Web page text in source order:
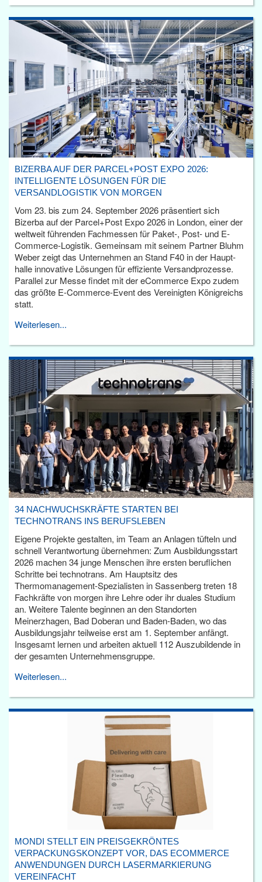
BIZERBA AUF DER PARCEL+POST EXPO 2026:
INTELLIGENTE LÖSUNGEN FÜR DIE
VERSANDLOGISTIK VON MORGEN
Vom 23. bis zum 24. September 2026 präsentiert sich
Bizerba auf der Parcel+Post Expo 2026 in London, einer der
weltweit führenden Fachmessen für Paket-, Post- und E-
Commerce-Logistik. Gemeinsam mit seinem Partner Bluhm
Weber zeigt das Unternehmen an Stand F40 in der Haupt­
halle innovative Lösungen für effiziente Versandprozesse.
Parallel zur Messe findet mit der eCommerce Expo zudem
das größte E-Commerce-Event des Vereinigten Königreichs
statt.
Weiterlesen...
34 NACHWUCHSKRÄFTE STARTEN BEI
TECHNOTRANS INS BERUFSLEBEN
Eigene Projekte gestalten, im Team an Anlagen tüfteln und
schnell Verantwortung übernehmen: Zum Ausbildungsstart
2026 machen 34 junge Menschen ihre ersten beruflichen
Schritte bei technotrans. Am Hauptsitz des
Thermomanagement-Spezialisten in Sassenberg treten 18
Fachkräfte von morgen ihre Lehre oder ihr duales Studium
an. Weitere Talente beginnen an den Standorten
Meinerzhagen, Bad Doberan und Baden-Baden, wo das
Ausbildungsjahr teilweise erst am 1. September anfängt.
Insgesamt lernen und arbeiten aktuell 112 Auszubildende in
der gesamten Unternehmensgruppe.
Weiterlesen...
MONDI STELLT EIN PREISGEKRÖNTES
VERPACKUNGSKONZEPT VOR, DAS ECOMMERCE
ANWENDUNGEN DURCH LASERMARKIERUNG
VEREINFACHT